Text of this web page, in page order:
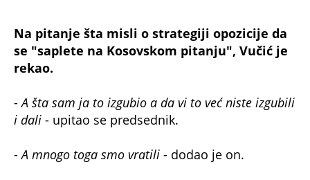
Na pitanje šta misli o strategiji opozicije da
se "saplete na Kosovskom pitanju", Vučić je
rekao.
-A šta sam ja to izgubio a da vi to već niste izgubili
i dali - upitao se predsednik.
-A mnogo toga smo vratili - dodao je on.